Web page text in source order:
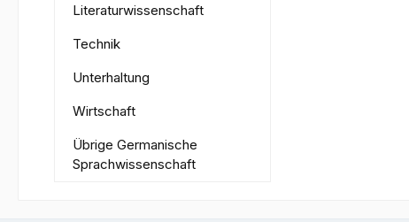
Literaturwissenschaft
Technik
Unterhaltung
Wirtschaft
Übrige Germanische
Sprachwissenschaft